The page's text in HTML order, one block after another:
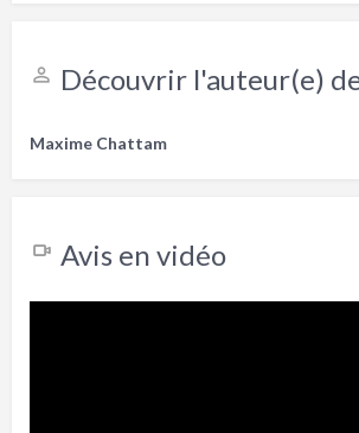
Découvrir l'auteur(e)
Maxime Chattam
Avis en vidéo